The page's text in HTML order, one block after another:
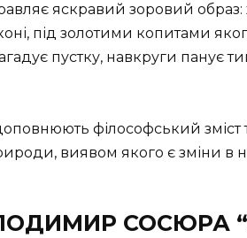
яскравий зоровий образ:
під золотими копитами
пустку, навкруги панує
філософський зміст
виявом якого є зміни в
СОСЮРА